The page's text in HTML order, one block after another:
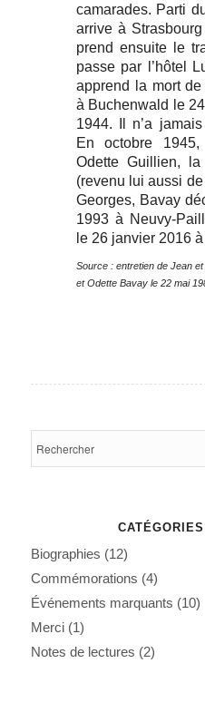
camarades. Parti
arrive à
prend ensuite le
passe par l’hôtel
apprend la mort
à Buchenwald le
1944. Il n’a
En octobre
Odette Guillien,
(revenu lui aussi
Georges, Bavay
1993 à Neuvy-
le 26 janvier 2016
Source : entretien de Jean
et Odette Bavay le 22 mai
Biographies (12)
Commémorations (4)
Événements marquants (10)
Merci(1)
Notes de lectures (2)